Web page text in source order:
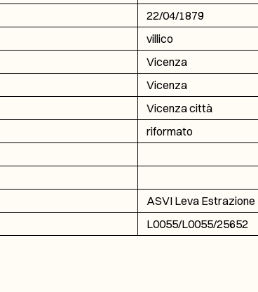
22/04/1879
villico
Vicenza
Vicenza
Vicenza città
riformato
ASVI Leva Estrazione
L0055/L0055/25652